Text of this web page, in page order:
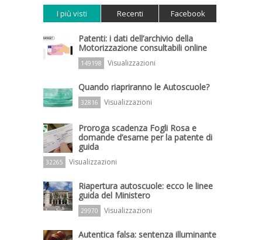
I più visti Recenti Facebook
Patenti: i dati dell’archivio della
Motorizzazione consultabili online
149198 Visualizzazioni
Quando riapriranno le Autoscuole?
32816 Visualizzazioni
Proroga scadenza Fogli Rosa e
domande d’esame per la patente di
guida
32265 Visualizzazioni
Riapertura autoscuole: ecco le linee
guida del Ministero
29970 Visualizzazioni
Autentica falsa: sentenza illuminante